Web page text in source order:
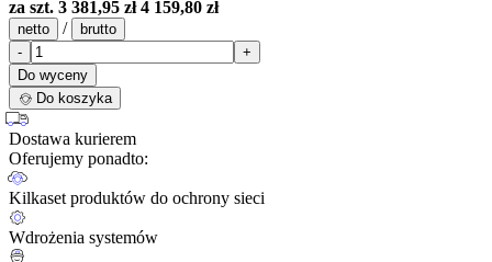
za szt. 3 381,95 zł 4 159,80 zł
netto /
brutto
-
+
Do wyceny
Do koszyka
Dostawa kurierem
Oferujemy ponadto:
Kilkaset produktów do ochrony sieci
Wdrożenia systemów